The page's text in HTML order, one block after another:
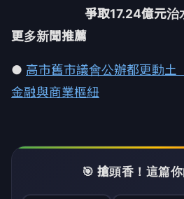
爭取17.24億元治
更多新聞推薦
● 高市舊市議會公辦都更動
金融與商業樞紐
🎯 搶頭香！這篇